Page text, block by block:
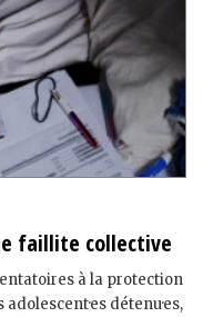
faillite collective
à la protection
détenu·es,